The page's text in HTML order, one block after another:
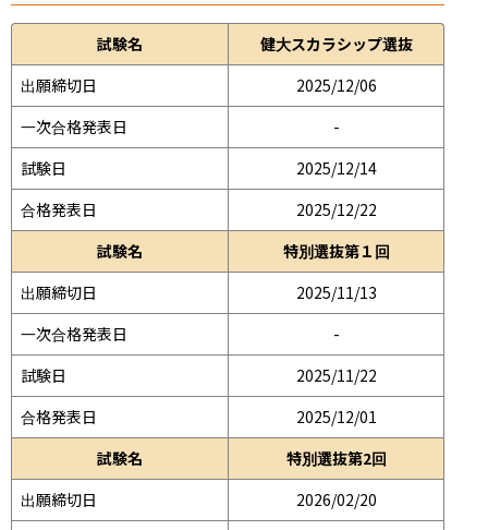
試験名
健大スカラシップ選抜
出願締切日
2025/12/06
一次合格発表日
-
試験日
2025/12/14
合格発表日
2025/12/22
試験名
特別選抜第１回
出願締切日
2025/11/13
一次合格発表日
-
試験日
2025/11/22
合格発表日
2025/12/01
試験名
特別選抜第2回
出願締切日
2026/02/20